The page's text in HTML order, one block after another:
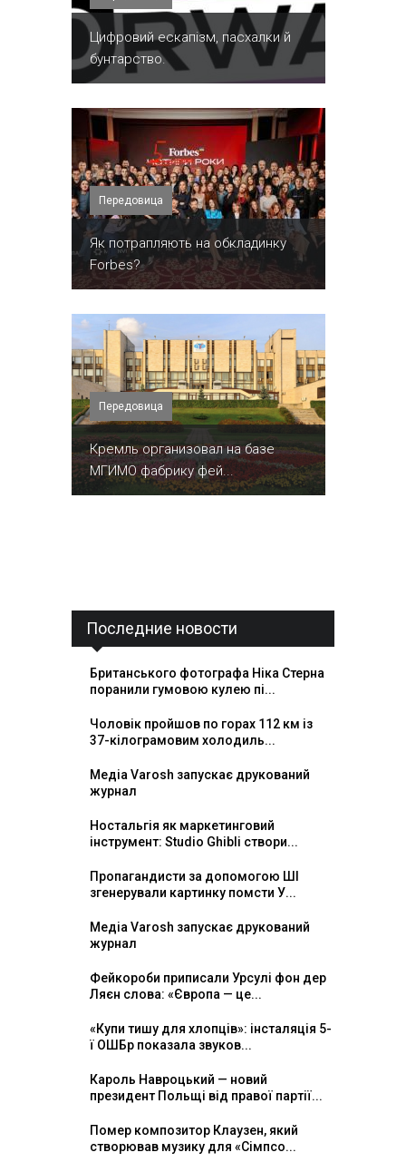
​Цифровий ескапізм, пасхалки й
бунтарство.
Передовица
​Як потрапляють на обкладинку
Forbes?
Передовица
Кремль организовал на базе
МГИМО фабрику фей...
Последние новости
Британського фотографа Ніка Стерна
поранили гумовою кулею пі...
Чоловік пройшов по горах 112 км із
37-кілограмовим холодиль...
Медіа Varosh запускає друкований
журнал
Ностальгія як маркетинговий
інструмент: Studio Ghibli створи...
Пропагандисти за допомогою ШІ
згенерували картинку помсти У...
Медіа Varosh запускає друкований
журнал
Фейкороби приписали Урсулі фон дер
Ляєн слова: «Європа — це...
«Купи тишу для хлопців»: інсталяція 5-
ї ОШБр показала звуков...
Кароль Навроцький — новий
президент Польщі від правої партії...
Помер композитор Клаузен, який
створював музику для «Сімпсо...